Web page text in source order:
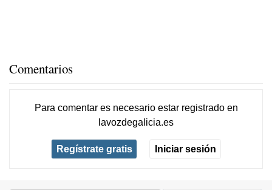
Comentarios
Para comentar es necesario estar registradoen
lavozdegalicia.es
Regístrate gratis Iniciar sesión